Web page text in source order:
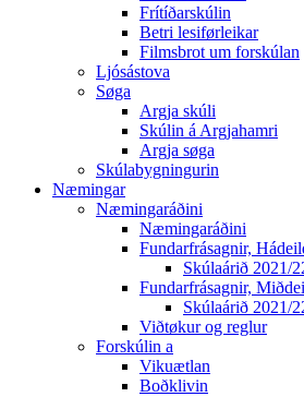
Frítíðarskúlin
Betri lesiførleikar
Filmsbrot um forskúlan
Ljósástova
Søga
Argja skúli
Skúlin á Argjahamri
Argja søga
Skúlabygningurin
Næmingar
Næmingaráðini
Næmingaráðini
Fundarfrásagnir,
Skúlaárið 2021/
Fundarfrásagnir,
Skúlaárið 2021/
Viðtøkur og reglur
Forskúlin a
Vikuætlan
Boðklivin